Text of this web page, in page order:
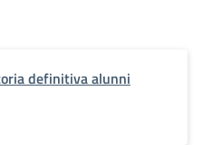
definitiva alunni